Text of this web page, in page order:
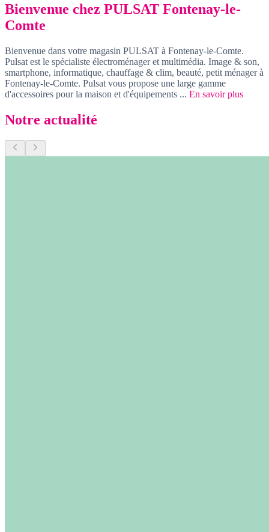
Bienvenue chez PULSAT Fontenay-le-
Comte
Bienvenue dans votre magasin PULSAT à Fontenay-le-Comte.
Pulsat est le spécialiste électroménager et multimédia. Image & son,
smartphone, informatique, chauffage & clim, beauté, petit ménager à
Fontenay-le-Comte. Pulsat vous propose une large gamme
d'accessoires pour la maison et d'équipements ... En savoir plus
Notre actualité